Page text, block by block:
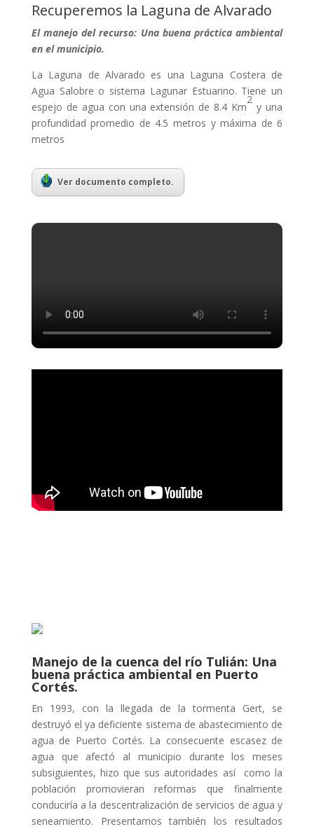
Recuperemos la Laguna de Alvarado
El manejo del recurso: Una buena práctica ambiental
en el municipio.
La Laguna de Alvarado es una Laguna Costera de
Agua Salobre o sistema Lagunar Estuarino. Tiene un
espejo de agua con una extensión de 8.4 Km
2
y una
profundidad promedio de 4.5 metros y máxima de 6
metros
Ver documento completo.
Manejo de la cuenca del río Tulián: Una
buena práctica ambiental en Puerto
Cortés.
En 1993, con la llegada de la tormenta Gert, se
destruyó el ya deficiente sistema de abastecimiento de
agua de Puerto Cortés. La consecuente escasez de
agua que afectó al municipio durante los meses
subsiguientes, hizo que sus autoridades así como la
población promovieran reformas que finalmente
conduciría a la descentralización de servicios de agua y
seneamiento. Presentamos también los resultados